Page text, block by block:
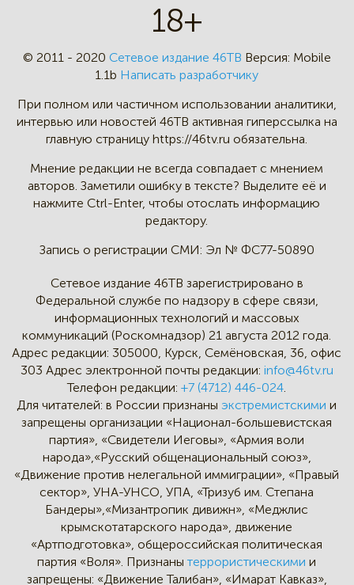
18+
© 2011 - 2020 Сетевое издание 46ТВ Версия: Mobile
1.1b Написать разработчику
При полном или частичном использовании аналитики,
интервью или новостей 46TB активная гиперссылка на
главную страницу https://46tv.ru обязательна.
Мнение редакции не всегда совпадает с мнением
авторов. Заметили ошибку в тексте? Выделите её и
нажмите Ctrl-Enter, чтобы отослать информацию
редактору.
Запись о регистрации СМИ: Эл № ФС77-50890
Сетевое издание 46ТВ зарегистрировано в
Федеральной службе по надзору в сфере связи,
информационных технологий и массовых
коммуникаций (Роскомнадзор) 21 августа 2012 года.
Адрес редакции: 305000, Курск, Семёновская, 36, офис
303 Адрес электронной почты редакции: info@46tv.ru
Телефон редакции: +7 (4712) 446-024
Для читателей: в России признаныэкстремистскими и
запрещены организации «Национал-большевистская
партия», «Свидетели Иеговы», «Армия воли
народа»,«Русский общенациональный союз»,
«Движение против нелегальной иммиграции», «Правый
сектор», УНА-УНСО, УПА, «Тризуб им. Степана
Бандеры»,«Мизантропик дивижн», «Меджлис
крымскотатарского народа», движение
«Артподготовка», общероссийская политическая
партия «Воля». Признанытеррористическими и
запрещены: «Движение Талибан», «Имарат Кавказ»,